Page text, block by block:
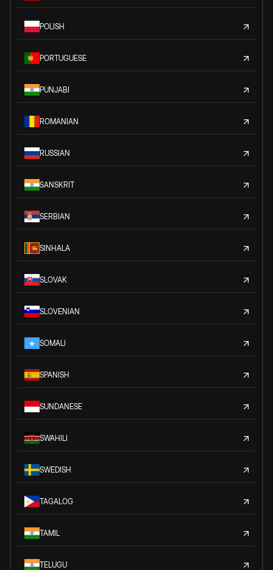
POLISH
PORTUGUESE
PUNJABI
ROMANIAN
RUSSIAN
SANSKRIT
SERBIAN
SINHALA
SLOVAK
SLOVENIAN
SOMALI
SPANISH
SUNDANESE
SWAHILI
SWEDISH
TAGALOG
TAMIL
TELUGU